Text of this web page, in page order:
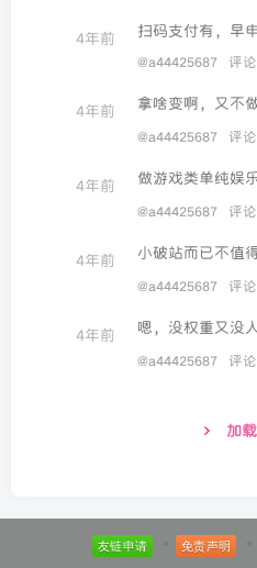
4年前 扫码支付有，早
@a44425687 评论
4年前 拿啥变啊，又不
@a44425687 评论
4年前 做游戏类单纯娱
@a44425687 评论
4年前 小破站而已不值
@a44425687 评论
4年前 嗯，没权重又没
@a44425687 评论
加